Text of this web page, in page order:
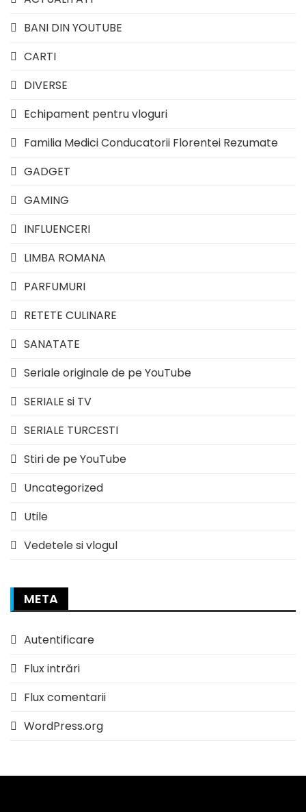
BANI DIN YOUTUBE
CARTI
DIVERSE
Echipament pentru vloguri
Familia Medici Conducatorii Florentei Rezumate
GADGET
GAMING
INFLUENCERI
LIMBA ROMANA
PARFUMURI
RETETE CULINARE
SANATATE
Seriale originale de pe YouTube
SERIALE si TV
SERIALE TURCESTI
Stiri de pe YouTube
Uncategorized
Utile
Vedetele si vlogul
META
Autentificare
Flux intrări
Flux comentarii
WordPress.org